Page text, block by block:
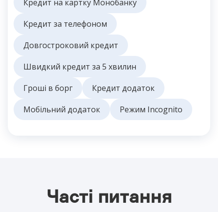
Кредит на картку Монобанку
Кредит за телефоном
Довгостроковий кредит
Швидкий кредит за 5 хвилин
Гроші в борг
Кредит додаток
Мобільний додаток
Режим Incognito
Часті питання